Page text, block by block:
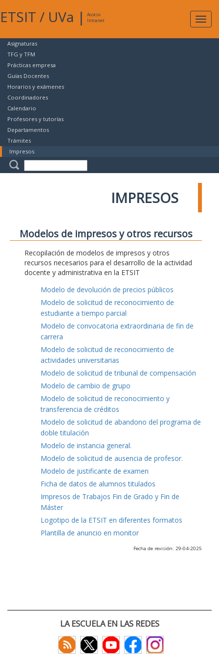
ETSIT / UVa |
Acceso
Intranet
Asignaturas
TFG y TFM
Prácticas empresa
Guías Docentes
Horarios y exámenes
Coordinadores
Calendario
Profesores y tutorías
Departamentos
Trámites
Impresos
IMPRESOS
Modelos de impresos y otros recursos
Recopilación de modelos de impresos y otros
recursos necesarios para el desarrollo de la actividad
docente y administrativa en la ETSIT
Modelo de devolución de precios públicos
Modelo de solicitud de reconocimiento de
estudiante a tiempo parcial
Modelo de convocatoria extraordinaria de fin de
carrera
Modelo de solicitud de reconocimiento de
actividades universitarias
Modelo de solicitud de tribunal de compensación
Modelo de cambio de grupo
Modelo de solicitud de reconocimiento y
transferencia de créditos
Modelo de solicitud de abandono del programa de
doble titulación
Modelo de instancia general.
Modelo de solicitud de ausencia de profesor.
Modelo de justificante de examen
Ficha de datos de alumnos titulados
Impresos de Trabajos Fin de Grado y Fin de
Máster
Logotipo de la ETSIT en diferentes formatos
Plantilla de anuncio en monitor
Fecha de revisión: 29-04-2025
LA ESCUELA EN LAS REDES